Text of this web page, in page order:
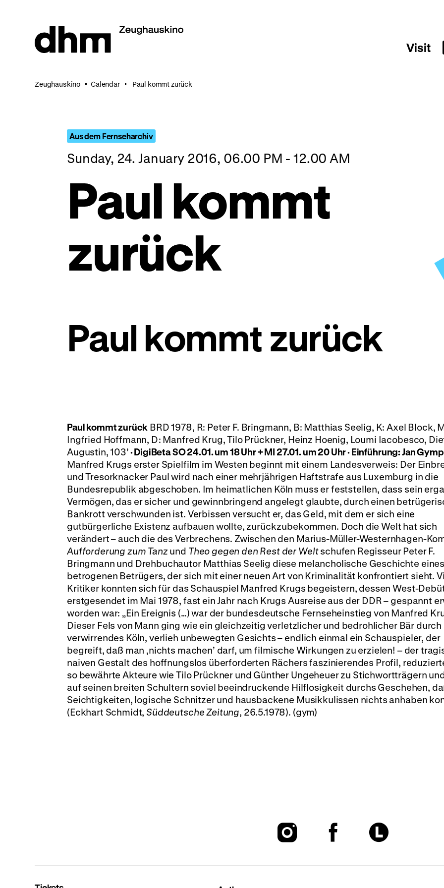
Visit
Zeughauskino Calendar Paul kommt zurück
Aus dem Fernseharchiv
Sunday, 24. January 2016, 06.00 PM - 12.00 AM
Paul kommt
zurück
Paul kommt zurück
Paul kommt zurück BRD 1978, R: Peter F. Bringmann, B: Matthias Seelig, K: Axel Block,
Ingfried Hoffmann, D: Manfred Krug, Tilo Prückner, Heinz Hoenig, Loumi Iacobesco,
Augustin, 103’· DigiBetaSO 24.01. um 18 Uhr + MI 27.01. um 20 Uhr · Einführung: Jan
Manfred Krugs erster Spielfilm im Westen beginnt mit einem Landesverweis: Der
und Tresorknacker Paul wird nach einer mehrjährigen Haftstrafe aus Luxemburg in die
Bundesrepublik abgeschoben. Im heimatlichen Köln muss er feststellen, dass sein
Vermögen, das er sicher und gewinnbringend angelegt glaubte, durch einen
Bankrott verschwunden ist. Verbissen versucht er, das Geld, mit dem er sich eine
gutbürgerliche Existenz aufbauen wollte, zurückzubekommen. Doch die Welt hat sich
verändert – auch die des Verbrechens. Zwischen den Marius-Müller-Westernhagen-
Aufforderung zum Tanz und Theo gegen den Rest der Weltschufen Regisseur Peter F.
Bringmann und Drehbuchautor Matthias Seelig diese melancholische Geschichte eines
betrogenen Betrügers, der sich mit einer neuen Art von Kriminalität konfrontiert sieht.
Kritiker konnten sich für das Schauspiel Manfred Krugs begeistern, dessen West-
erstgesendet im Mai 1978, fast ein Jahr nach Krugs Ausreise aus der DDR – gespannt
worden war: „Ein Ereignis (…) war der bundesdeutsche Fernseheinstieg von Manfred
Dieser Fels von Mann ging wie ein gleichzeitig verletzlicher und bedrohlicher Bär durch
verwirrendes Köln, verlieh unbewegten Gesichts – endlich einmal ein Schauspieler, der
begreift, daß man ‚nichts machen’ darf, um filmische Wirkungen zu erzielen! – der
naiven Gestalt des hoffnungslos überforderten Rächers faszinierendes Profil,
so bewährte Akteure wie Tilo Prückner und Günther Ungeheuer zu Stichwortträgern
auf seinen breiten Schultern soviel beeindruckende Hilflosigkeit durchs Geschehen,
Seichtigkeiten, logische Schnitzer und hausbackene Musikkulissen nichts anhaben
(Eckhart Schmidt, Süddeutsche Zeitung, 26.5.1978). (gym)
To
To
To